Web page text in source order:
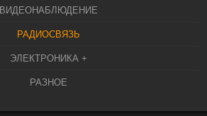
ВИДЕОНАБЛЮДЕНИЕ
РАДИОСВЯЗЬ
ЭЛЕКТРОНИКА +
РАЗНОЕ